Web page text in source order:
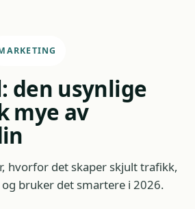
den usynlige
mye av
hvorfor det skaper skjult trafikk,
bruker det smartere i 2026.